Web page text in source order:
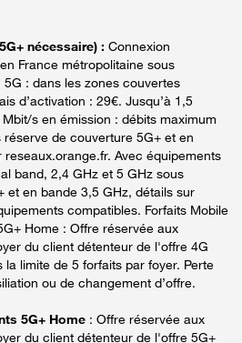
nécessaire) : Connexion
France métropolitaine sous
: dans les zones couvertes
d’activation : 29€. Jusqu’à 1,5
s en émission : débits maximum
de couverture 5G+ et en
Avec équipements
band, 2,4 GHz et 5 GHz sous
et en bande 3,5 GHz, détails sur
compatibles. Forfaits Mobile
Home : Offre réservée aux
du client détenteur de l'offre 4G
la limite de 5 forfaits par foyer. Perte
ou de changement d’offre.
5G+ Home : Offre réservée aux
du client détenteur de l'offre 5G+